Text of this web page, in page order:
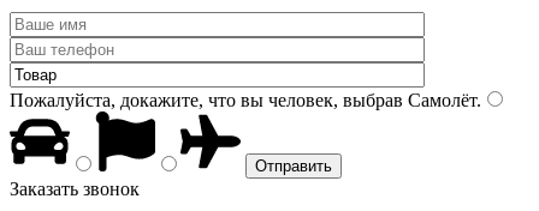
Пожалуйста, докажите, что вы человек, выбрав Самолёт.
Заказать звонок